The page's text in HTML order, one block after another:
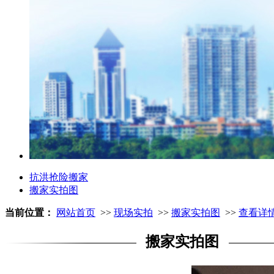
抗洪抢险搬家
搬家实拍图
当前位置： 网站首页 >> 现场实拍 >> 搬家实拍图 >> 查看详
搬家实拍图